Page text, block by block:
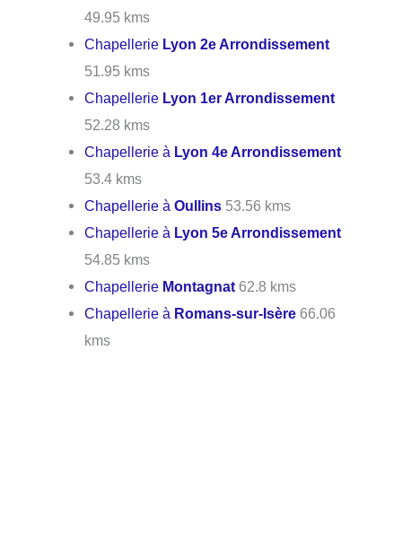
49.95 kms
Chapellerie Lyon 2e Arrondissement
51.95 kms
Chapellerie Lyon 1er Arrondissement
52.28 kms
Chapellerie à Lyon 4e Arrondissement
53.4 kms
Chapellerie àOullins 53.56 kms
Chapellerie à Lyon 5e Arrondissement
54.85 kms
Chapellerie Montagnat 62.8 kms
Chapellerie à Romans-sur-Isère 66.06
kms